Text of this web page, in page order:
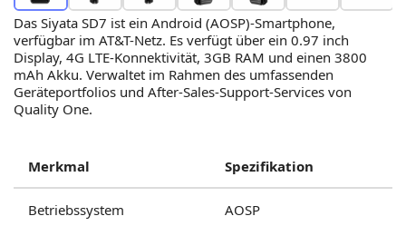
Das Siyata SD7 ist ein Android (AOSP)-Smartphone,
verfügbar im AT&T-Netz. Es verfügt über ein 0.97 inch
Display, 4G LTE-Konnektivität, 3GB RAM und einen 3800
mAh Akku. Verwaltet im Rahmen des umfassenden
Geräteportfolios und After-Sales-Support-Services von
Quality One.
Merkmal Spezifikation
Betriebssystem AOSP